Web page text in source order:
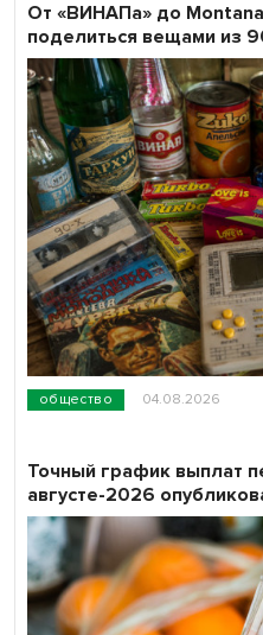
общество 04.08.2026
От «ВИНАПа» до
поделиться вещами из
Точный график выплат
августе-2026